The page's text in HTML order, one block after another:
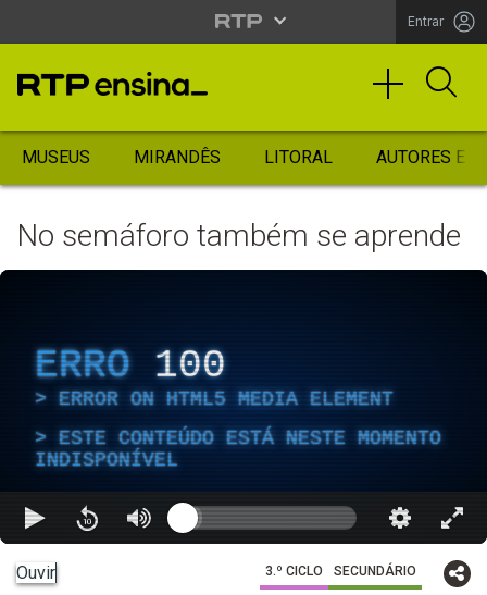
Entrar
MUSEUS MIRANDÊS LITORAL AUTORES
No semáforo também se aprende
ERRO 100
ERROR ON HTML5 MEDIA ELEMENT
ESTE CONTEÚDO ESTÁ NESTE MOMENTO
INDISPONÍVEL
Ouvir 3.º CICLO SECUNDÁRIO